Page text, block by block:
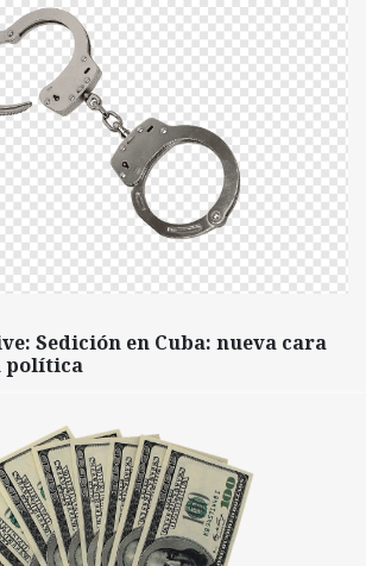
Sedición en Cuba: nueva cara
política